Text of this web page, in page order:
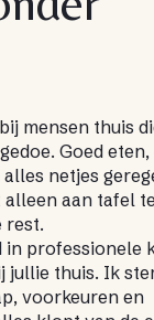
mensen thuis
Goed eten,
netjes
aan tafel
rest.
professionele
jullie thuis. Ik
voorkeuren en